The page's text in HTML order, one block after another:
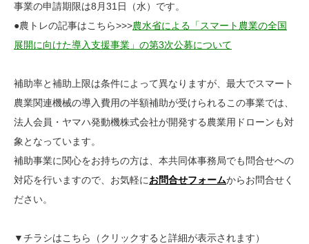
事業の申請期限は8月31日（水）です。
●農トレの記事はこちら>>>農水省による「スマート農業の全国
展開に向けた導入支援事業」の第3次公募について
補助率と補助上限は条件によって異なりますが、最大でスマート
農業関連機械の導入費用の半額補助が受けられるこの事業では、
法人会員・ヤマハ発動機株式会社が開発する農業用ドローンも対
象となっています。
補助事業に関心をお持ちの方は、本共同体事務局でも問合せへの
対応を行いますので、お気軽にお問合せフォームからお問合せく
ださい。
▼チラシはこちら（クリックすると詳細が表示されます）